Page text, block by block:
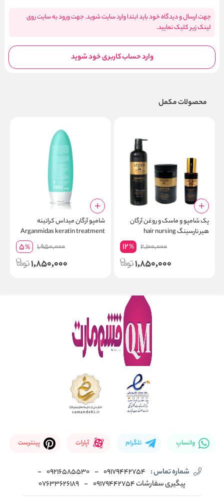
جهت ارسال و دیدگاه خود باید ابتدا وارد سایت شوید. جهت ورود به سایت روی
لینک زیر کلیک نمایید.
وارد حساب کاربری خود شوید
محصولات مکمل
پک شامپو و ماسک و روغن آرگان
هیر نارسینگ hair nursing
2,100,000
12%
1,850,000
شامپو آرگان میداس کراتینه
Arganmidas keratin treatment
1,950,000
5%
1,850,000
واتساپ تلگرام آپارات پینترست
شماره تماس : 09179442754
-
09216585530
-
پیگیری سفارشات 09179442754
-
07633626189